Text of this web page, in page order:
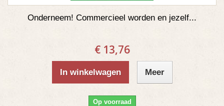
Onderneem! Commercieel worden en jezelf...
€ 13,76
In winkelwagen Meer
Op voorraad